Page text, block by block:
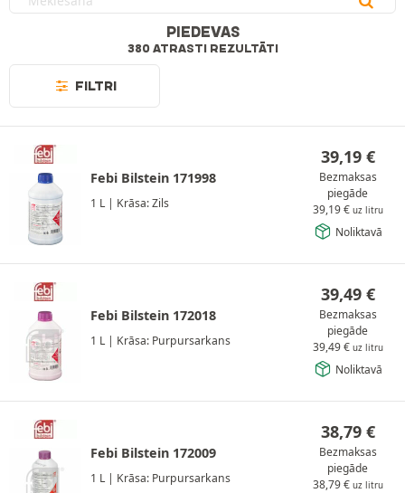
PIEDEVAS
380 ATRASTI REZULTĀTI
FILTRI
Febi Bilstein 171998
1 L | Krāsa: Zils
39,19 €
Bezmaksas
piegāde
39,19 € uz litru
Noliktavā
Febi Bilstein 172018
1 L | Krāsa: Purpursarkans
39,49 €
Bezmaksas
piegāde
39,49 € uz litru
Noliktavā
Febi Bilstein 172009
1 L | Krāsa: Purpursarkans
38,79 €
Bezmaksas
piegāde
38,79 € uz litru